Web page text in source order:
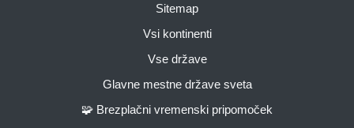
Sitemap
Vsi kontinenti
Vse države
Glavne mestne države sveta
🧩 Brezplačni vremenski pripomoček